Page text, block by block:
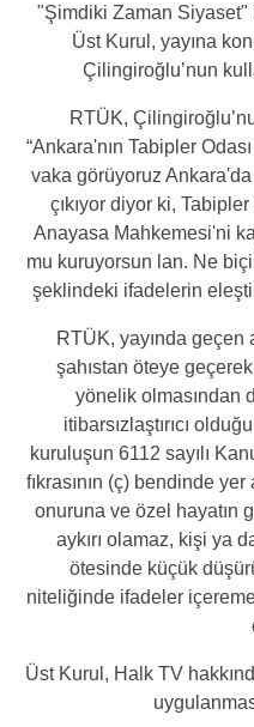
"Şimdiki Zaman Siyaset"
Üst Kurul, yayına
Çilingiroğlu’nun
RTÜK,
“Ankara'nın Tabipler
vaka görüyoruz
çıkıyor diyor ki, Tabipler
Anayasa Mahkemesi'ni
mu kuruyorsun lan. Ne
şeklindeki ifadelerin eleştiri
RTÜK, yayında
şahıstan öteye
yönelik olmasından
itibarsızlaştırıcı
kuruluşun 6112 sayılı
fıkrasının (ç) bendinde
onuruna ve özel hayatın
aykırı olamaz, kişi ya
ötesinde küçük
niteliğinde ifadeler
Üst Kurul, Halk TV